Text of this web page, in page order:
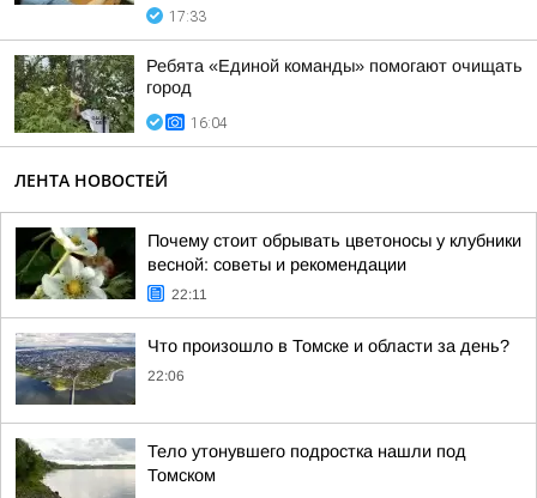
17:33
Ребята «Единой команды» помогают очищать
город
16:04
ЛЕНТА НОВОСТЕЙ
Почему стоит обрывать цветоносы у клубники
весной: советы и рекомендации
22:11
Что произошло в Томске и области за день?
22:06
Тело утонувшего подростка нашли под
Томском